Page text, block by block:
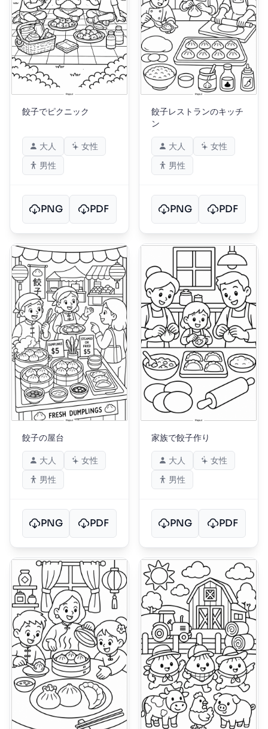
餃子でピクニック
大人
女性
男性
PNG PDF
餃子レストランのキッチ
ン
大人
女性
男性
PNG PDF
餃子の屋台
大人
女性
男性
PNG PDF
家族で餃子作り
大人
女性
男性
PNG PDF